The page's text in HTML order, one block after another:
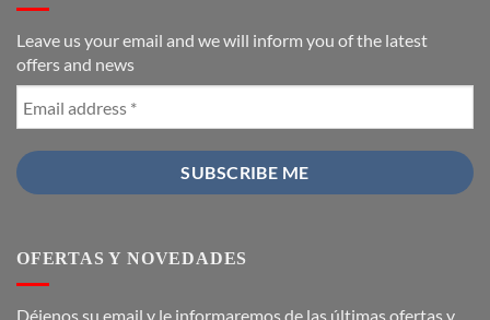
Leave us your email and we will inform you of the latest
offers and news
OFERTAS Y NOVEDADES
Déjenos su email y le informaremos de las últimas ofertas y